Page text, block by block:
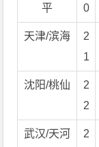
平
0
天津/滨海
2
1
沈阳/桃仙
2
2
武汉/天河
2